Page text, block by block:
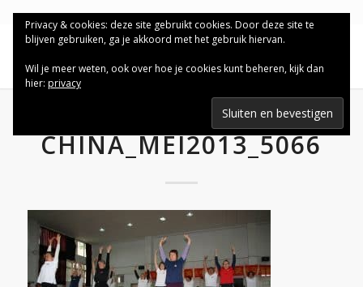
CHINA_MEI2013_5066
Privacy & cookies: deze site gebruikt cookies. Door deze site te
blijven gebruiken, ga je akkoord met het gebruik hiervan.
Wil je meer weten, ook over hoe je cookies kunt beheren, kijk dan
hier: privacy